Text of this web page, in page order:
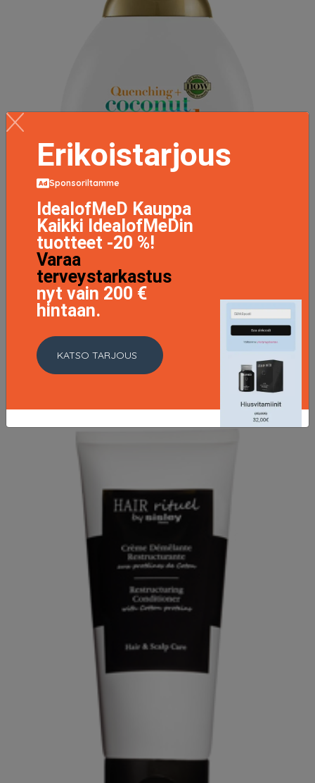
Coconut Curls Conditioner, 385 ml OGX Hoitoaine
LISÄTIETOJA
Erikoistarjous
Sponsoriltamme
IdealofMeD Kauppa
Kaikki IdealofMeDin
tuotteet -20 %!
Varaa
terveystarkastus
nyt vain 200 €
hintaan.
KATSO TARJOUS